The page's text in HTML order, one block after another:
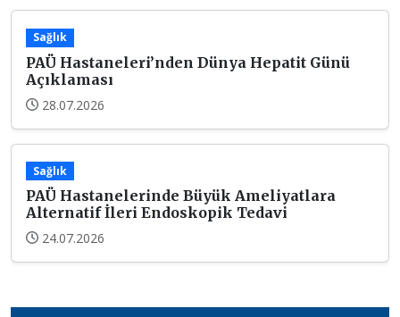
Sağlık
PAÜ Hastaneleri’nden Dünya Hepatit Günü
Açıklaması
28.07.2026
Sağlık
PAÜ Hastanelerinde Büyük Ameliyatlara
Alternatif İleri Endoskopik Tedavi
24.07.2026